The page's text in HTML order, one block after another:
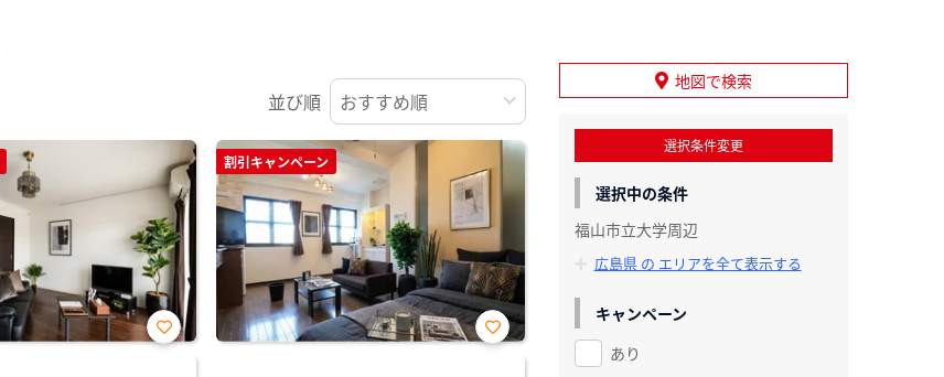
並び順
お気
割引キャンペーン
お気
地図で検索
選択条件変更
選択中の条件
福山市立大学周辺
広島県 の エリアを全て表示する
キャンペーン
あり